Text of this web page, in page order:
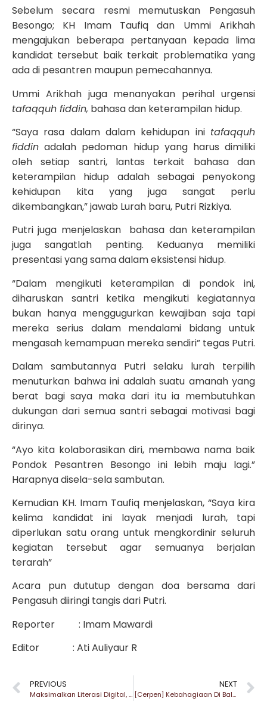
Sebelum secara resmi memutuskan Pengasuh
Besongo; KH Imam Taufiq dan Ummi Arikhah
mengajukan beberapa pertanyaan kepada lima
kandidat tersebut baik terkait problematika yang
ada di pesantren maupun pemecahannya.
Ummi Arikhah juga menanyakan perihal urgensi
tafaqquh fiddin, bahasa dan keterampilan hidup.
“Saya rasa dalam dalam kehidupan ini tafaqquh
fiddin adalah pedoman hidup yang harus dimiliki
oleh setiap santri, lantas terkait bahasa dan
keterampilan hidup adalah sebagai penyokong
kehidupan kita yang juga sangat perlu
dikembangkan,” jawab Lurah baru, Putri Rizkiya.
Putri juga menjelaskan bahasa dan keterampilan
juga sangatlah penting. Keduanya memiliki
presentasi yang sama dalam eksistensi hidup.
“Dalam mengikuti keterampilan di pondok ini,
diharuskan santri ketika mengikuti kegiatannya
bukan hanya menggugurkan kewajiban saja tapi
mereka serius dalam mendalami bidang untuk
mengasah kemampuan mereka sendiri” tegas Putri.
Dalam sambutannya Putri selaku lurah terpilih
menuturkan bahwa ini adalah suatu amanah yang
berat bagi saya maka dari itu ia membutuhkan
dukungan dari semua santri sebagai motivasi bagi
dirinya.
“Ayo kita kolaborasikan diri, membawa nama baik
Pondok Pesantren Besongo ini lebih maju lagi.”
Harapnya disela-sela sambutan.
Kemudian KH. Imam Taufiq menjelaskan, “Saya kira
kelima kandidat ini layak menjadi lurah, tapi
diperlukan satu orang untuk mengkordinir seluruh
kegiatan tersebut agar semuanya berjalan
terarah”
Acara pun dututup dengan doa bersama dari
Pengasuh diiringi tangis dari Putri.
Reporter : Imam Mawardi
Editor : Ati Auliyaur R
PREVIOUS
Maksimalkan Literasi Digital, Siapa Pimred Besongo Online Periode ini?
NEXT
[Cerpen] Kebahagiaan Di Balik Pengabbdian